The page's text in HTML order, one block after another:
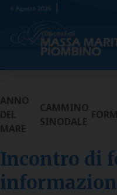
Skip
content
6 Agosto 2026
ANNO
DEL
MARE
CAMMINO
SINODALE
Incontro di